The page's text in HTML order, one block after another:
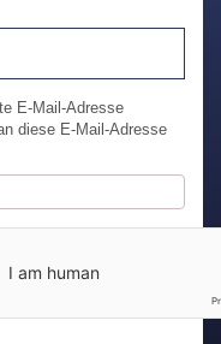
E-Mail-Adresse
diese E-Mail-Adresse